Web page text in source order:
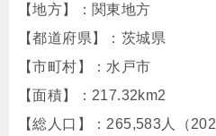
【地方】：関東地方
【都道府県】：茨城県
【市町村】：水戸市
【面積】：217.32km2
【総人口】：265,583人（